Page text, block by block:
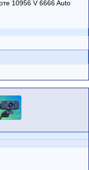
10956 V 6666 Auto